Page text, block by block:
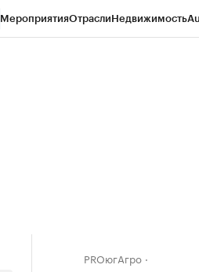
МероприятияОтраслиНедвижимость
PROюгАгро